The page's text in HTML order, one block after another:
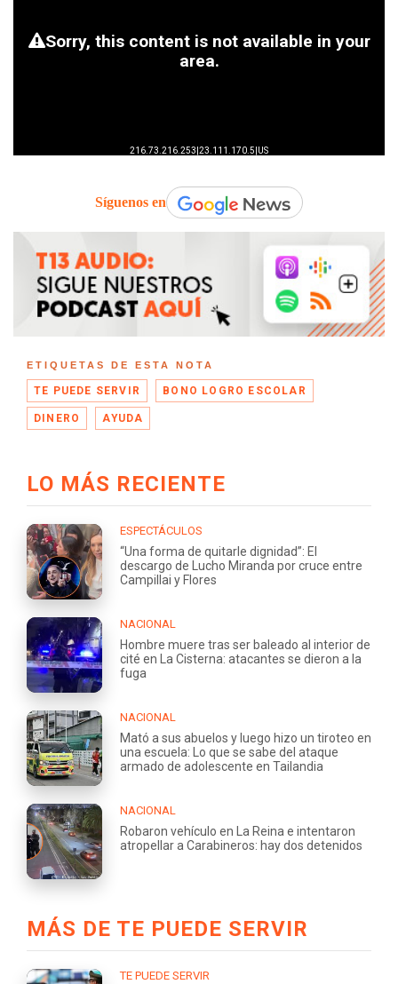
Síguenos en
ETIQUETAS DE ESTA NOTA
TE PUEDE SERVIR BONO LOGRO ESCOLAR
DINERO AYUDA
LO MÁS RECIENTE
ESPECTÁCULOS
“Una forma de quitarle dignidad”: El
descargo de Lucho Miranda por cruce entre
Campillai y Flores
NACIONAL
Hombre muere tras ser baleado al interior de
cité en La Cisterna: atacantes se dieron a la
fuga
NACIONAL
Mató a sus abuelos y luego hizo un tiroteo en
una escuela: Lo que se sabe del ataque
armado de adolescente en Tailandia
NACIONAL
Robaron vehículo en La Reina e intentaron
atropellar a Carabineros: hay dos detenidos
MÁS DE TE PUEDE SERVIR
TE PUEDE SERVIR